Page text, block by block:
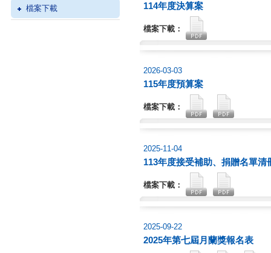
檔案下載 114年度決算案
檔案下載：
2026-03-03
115年度預算案
檔案下載：
2025-11-04
113年度接受補助、捐贈名單
檔案下載：
2025-09-22
2025年第七屆月蘭獎報名表